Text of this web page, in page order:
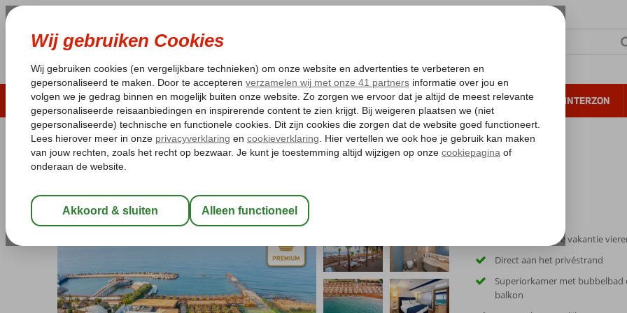
LAST MINUTE ZOMER 2026 ZONVAKANTIE VERRE REIZEN ALL INCLUSIVE WINTERZON
Pakketgarantie Laagsteprijsgarantie* Gratis annuleren*
Home
Turkije Turkse Riviera
Rubi Platinum Sign
Ultra All Inclusive-Hotel
Ultra All Inclusive vakantie
Direct aan het privéstrand
Superiorkamer met bubbelbad
balkon